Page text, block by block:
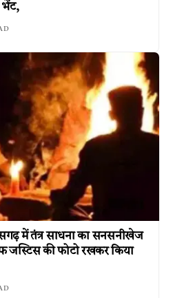
भेंट,
में तंत्र साधना का सनसनीखेज
जस्टिस की फोटो रखकर किया